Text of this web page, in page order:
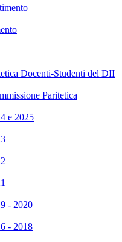
Docenti-Studenti del DII
Paritetica
e 2025
- 2020
- 2018